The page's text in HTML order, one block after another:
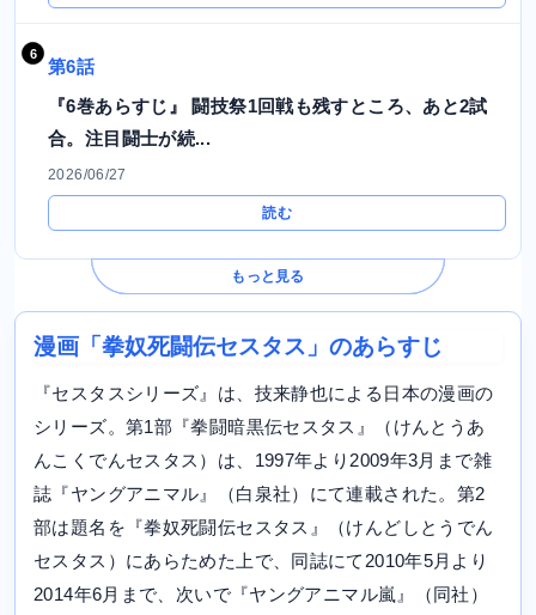
第6話
『6巻あらすじ』 闘技祭1回戦も残すところ、あと2試
合。注目闘士が続...
2026/06/27
読む
もっと見る
漫画「拳奴死闘伝セスタス」のあらすじ
『セスタスシリーズ』は、技来静也による日本の漫画の
シリーズ。第1部『拳闘暗黒伝セスタス』（けんとうあ
んこくでんセスタス）は、1997年より2009年3月まで雑
誌『ヤングアニマル』（白泉社）にて連載された。第2
部は題名を『拳奴死闘伝セスタス』（けんどしとうでん
セスタス）にあらためた上で、同誌にて2010年5月より
2014年6月まで、次いで『ヤングアニマル嵐』（同社）